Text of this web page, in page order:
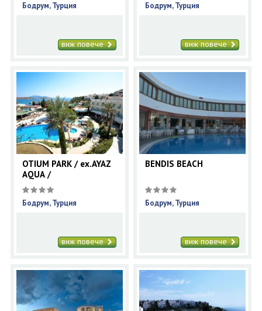
Бодрум, Турция
виж повече
Бодрум, Турция
виж повече
OTIUM PARK / ex.AYAZ
AQUA /
Бодрум, Турция
виж повече
BENDIS BEACH
Бодрум, Турция
виж повече